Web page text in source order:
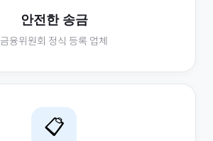
안전한 송금
금융위원회 정식 등록 업체
📋